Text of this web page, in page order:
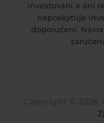
investování a ani
neposkytuje
doporučení.